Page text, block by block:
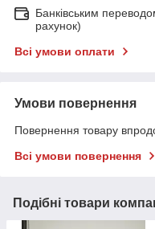
Банківським
рахунок)
Всі умови оплати
Умови повернення
Повернення товару
Всі умови повернення
Подібні товари